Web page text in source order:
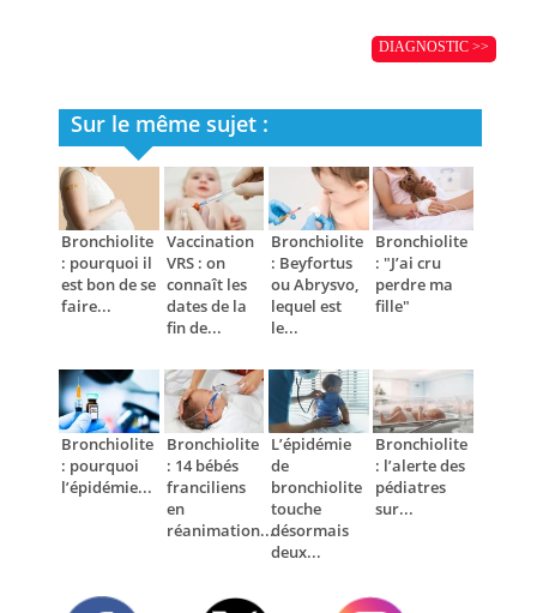
DIAGNOSTIC >>
Sur le même sujet :
Bronchiolite
: pourquoi il
est bon de se
faire...
Vaccination
VRS : on
connaît les
dates de la
fin de...
Bronchiolite
: Beyfortus
ou Abrysvo,
lequel est
le...
Bronchiolite
: "J’ai cru
perdre ma
fille"
Bronchiolite
: pourquoi
l’épidémie...
Bronchiolite
: 14 bébés
franciliens
en
réanimation...
L’épidémie
de
bronchiolite
touche
désormais
deux...
Bronchiolite
: l’alerte des
pédiatres
sur...